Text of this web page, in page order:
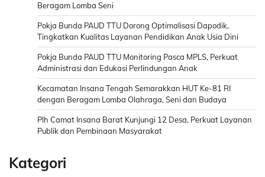
Beragam Lomba Seni
Pokja Bunda PAUD TTU Dorong Optimalisasi Dapodik,
Tingkatkan Kualitas Layanan Pendidikan Anak Usia Dini
Pokja Bunda PAUD TTU Monitoring Pasca MPLS, Perkuat
Administrasi dan Edukasi Perlindungan Anak
Kecamatan Insana Tengah Semarakkan HUT Ke-81 RI
dengan Beragam Lomba Olahraga, Seni dan Budaya
Plh Camat Insana Barat Kunjungi 12 Desa, Perkuat Layanan
Publik dan Pembinaan Masyarakat
Kategori